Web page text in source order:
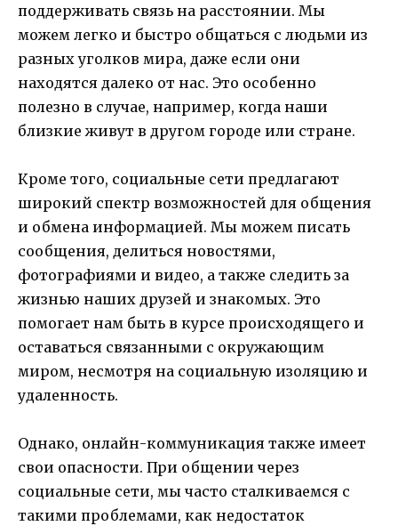
поддерживать связь на расстоянии. Мы
можем легко и быстро общаться с людьми из
разных уголков мира, даже если они
находятся далеко от нас. Это особенно
полезно в случае, например, когда наши
близкие живут в другом городе или стране.
Кроме того, социальные сети предлагают
широкий спектр возможностей для общения
и обмена информацией. Мы можем писать
сообщения, делиться новостями,
фотографиями и видео, а также следить за
жизнью наших друзей и знакомых. Это
помогает нам быть в курсе происходящего и
оставаться связанными с окружающим
миром, несмотря на социальную изоляцию и
удаленность.
Однако, онлайн-коммуникация также имеет
свои опасности. При общении через
социальные сети, мы часто сталкиваемся с
такими проблемами, как недостаток